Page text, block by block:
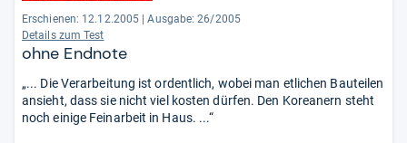
Erschienen: 12.12.2005
Ausgabe: 26/2005
Details zum Test
ohne Endnote
„... Die Verarbeitung ist ordentlich, wobei man etlichen Bauteilen
ansieht, dass sie nicht viel kosten dürfen. Den Koreanern steht
noch einige Feinarbeit in Haus. ...“